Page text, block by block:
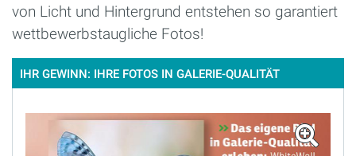
von Licht und Hintergrund entstehen so garantiert
wettbewerbstaugliche Fotos!
IHR GEWINN: IHRE FOTOS IN GALERIE-QUALITÄT